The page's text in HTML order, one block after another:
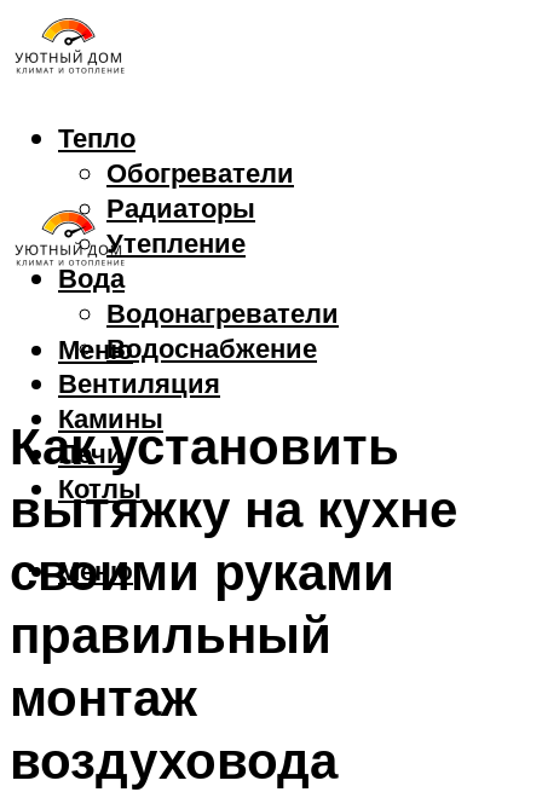
Тепло
Обогреватели
Радиаторы
Утепление
Вода
Водонагреватели
Водоснабжение
Вентиляция
Камины
Печи
Котлы
Меню
Меню
Как установить
вытяжку на кухне
своими руками
правильный
монтаж
воздуховода